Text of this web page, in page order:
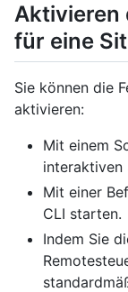
Aktivieren
für eine
Sie können die
aktivieren:
Mit einem
interaktiven
Mit einer
CLI starten.
Indem Sie